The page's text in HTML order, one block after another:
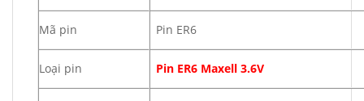
Mã pin Pin ER6
Loại pin Pin ER6 Maxell 3.6V